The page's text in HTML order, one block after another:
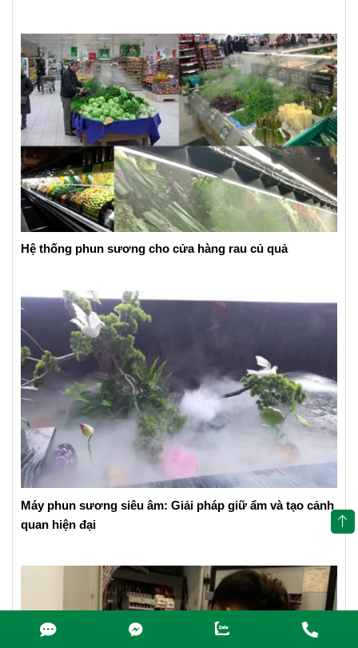
Hệ thống phun sương cho cửa hàng rau củ quả
Máy phun sương siêu âm: Giải pháp giữ ẩm và tạo cảnh
quan hiện đại